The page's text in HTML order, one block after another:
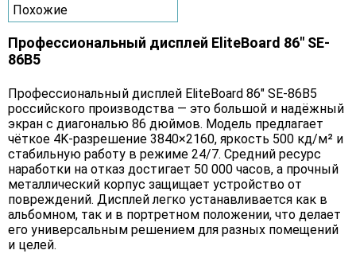
Похожие
Профессиональный дисплей EliteBoard 86" SE-
86B5
Профессиональный дисплей EliteBoard 86" SE-86B5
российского производства — это большой и надёжный
экран с диагональю 86 дюймов. Модель предлагает
чёткое 4K-разрешение 3840×2160, яркость 500 кд/м² и
стабильную работу в режиме 24/7. Средний ресурс
наработки на отказ достигает 50 000 часов, а прочный
металлический корпус защищает устройство от
повреждений. Дисплей легко устанавливается как в
альбомном, так и в портретном положении, что делает
его универсальным решением для разных помещений
и целей.